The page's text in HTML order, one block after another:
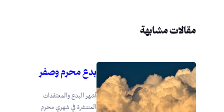
مقالات مشابهة
بدع محرم وصفر
أشهر البدع والمعتقدات
المنتشرة في شهري محرم